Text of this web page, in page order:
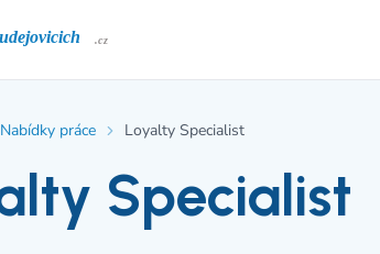
Nabídky práce Loyalty Specialist
Specialist